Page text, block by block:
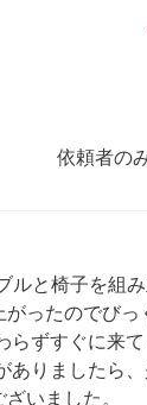
依頼者の
ルと椅子を組
ったのでびっ
らずすぐに来て
ありましたら
いました。